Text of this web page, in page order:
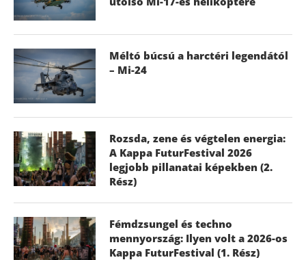
Méltó búcsú a harctéri legendától
– Mi-24
Rozsda, zene és végtelen energia:
A Kappa FuturFestival 2026
legjobb pillanatai képekben (2.
Rész)
Fémdzsungel és techno
mennyország: Ilyen volt a 2026-os
Kappa FuturFestival (1. Rész)